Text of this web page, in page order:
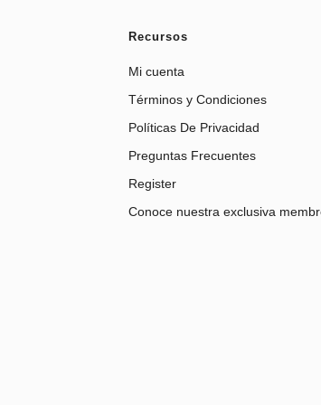
Recursos
Mi cuenta
Términos y Condiciones
Políticas De Privacidad
Preguntas Frecuentes
Register
Conoce nuestra exclusiva